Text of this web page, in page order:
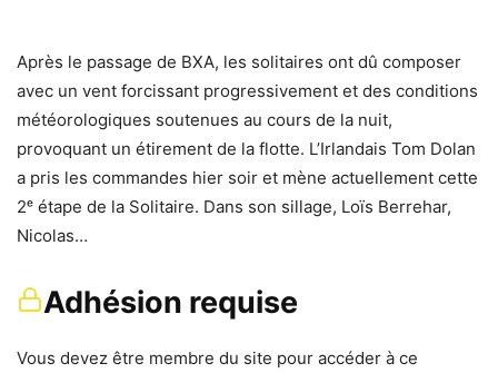
Après le passage de BXA, les solitaires ont dû composer
avec un vent forcissant progressivement et des conditions
météorologiques soutenues au cours de la nuit,
provoquant un étirement de la flotte. L’Irlandais Tom Dolan
a pris les commandes hier soir et mène actuellement cette
2ᵉ étape de la Solitaire. Dans son sillage, Loïs Berrehar,
Nicolas…
Adhésion requise
Vous devez être membre du site pour accéder à ce